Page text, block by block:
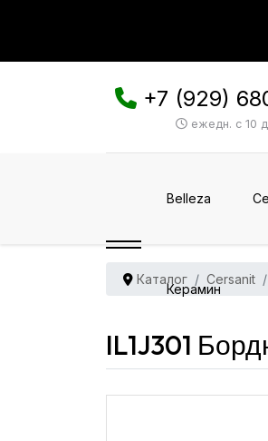
+7 (929)
ежедн. с 10
Belleza
Керамин
Каталог Cersanit
IL1J301